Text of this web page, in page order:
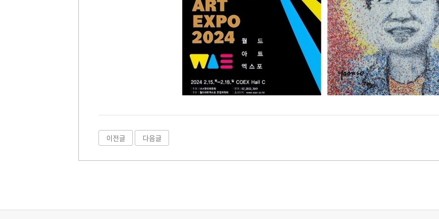
이전글 다음글